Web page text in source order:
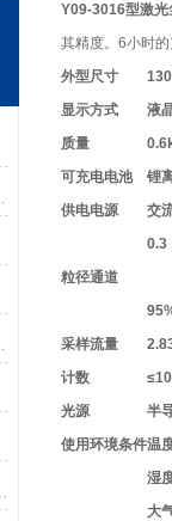
Y09-3016型激光
其精度。6小时
外型尺寸
显示方式
液
质量
可充电电池
锂
供电电源
交
粒径通道
0.3
采样流量
计数
光源
半
使用环境条件温
湿
大